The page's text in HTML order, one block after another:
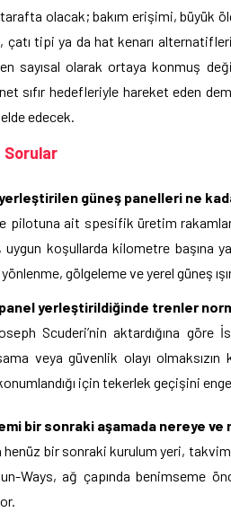
olacak; bakım erişimi, büyük
çatı tipi ya da hat kenarı
sayısal olarak ortaya konmuş
sıfır hedefleriyle hareket eden
edecek.
Sorular
yerleştirilen güneş panelleri ne
pilotuna ait spesifik üretim
uygun koşullarda kilometre başına
gölgeleme ve yerel güneş
panel yerleştirildiğinde trenler
Scuderi’nin aktardığına göre
veya güvenlik olayı
için tekerlek geçişini
bir sonraki aşamada nereye ve
henüz bir sonraki kurulum yeri,
Ways, ağ çapında benimseme